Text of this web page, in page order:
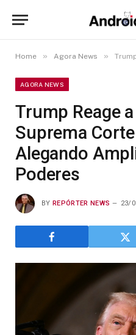
Home » Agora News » Trump
AGORA NEWS
Trump Reage
Suprema
Alegando
Poderes
BY REPÓRTER NEWS 23/